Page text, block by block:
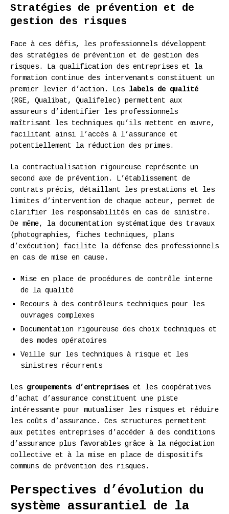
Stratégies de prévention et de
gestion des risques
Face à ces défis, les professionnels développent
des stratégies de prévention et de gestion des
risques. La qualification des entreprises et la
formation continue des intervenants constituent un
premier levier d’action. Les labels de qualité
(RGE, Qualibat, Qualifelec) permettent aux
assureurs d’identifier les professionnels
maîtrisant les techniques qu’ils mettent en œuvre,
facilitant ainsi l’accès à l’assurance et
potentiellement la réduction des primes.
La contractualisation rigoureuse représente un
second axe de prévention. L’établissement de
contrats précis, détaillant les prestations et les
limites d’intervention de chaque acteur, permet de
clarifier les responsabilités en cas de sinistre.
De même, la documentation systématique des travaux
(photographies, fiches techniques, plans
d’exécution) facilite la défense des professionnels
en cas de mise en cause.
Mise en place de procédures de contrôle interne
de la qualité
Recours à des contrôleurs techniques pour les
ouvrages complexes
Documentation rigoureuse des choix techniques et
des modes opératoires
Veille sur les techniques à risque et les
sinistres récurrents
Les groupements d’entreprises et les coopératives
d’achat d’assurance constituent une piste
intéressante pour mutualiser les risques et réduire
les coûts d’assurance. Ces structures permettent
aux petites entreprises d’accéder à des conditions
d’assurance plus favorables grâce à la négociation
collective et à la mise en place de dispositifs
communs de prévention des risques.
Perspectives d’évolution du
système assurantiel de la